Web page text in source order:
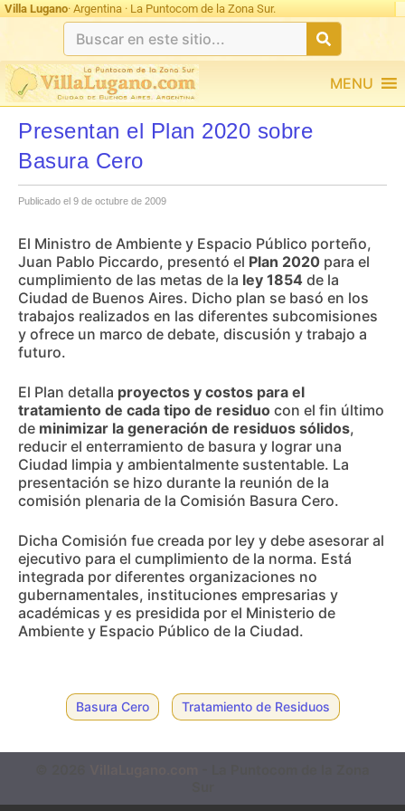
Villa Lugano· Argentina · La Puntocom de la Zona Sur.
MENU
Presentan el Plan 2020 sobre
Basura Cero
Publicado el 9 de octubre de 2009
El Ministro de Ambiente y Espacio Público porteño,
Juan Pablo Piccardo, presentó el Plan 2020 para el
cumplimiento de las metas de la ley 1854 de la
Ciudad de Buenos Aires. Dicho plan se basó en los
trabajos realizados en las diferentes subcomisiones
y ofrece un marco de debate, discusión y trabajo a
futuro.
El Plan detalla proyectos y costos para el
tratamiento de cada tipo de residuo con el fin último
de minimizar la generación de residuos sólidos,
reducir el enterramiento de basura y lograr una
Ciudad limpia y ambientalmente sustentable. La
presentación se hizo durante la reunión de la
comisión plenaria de la Comisión Basura Cero.
Dicha Comisión fue creada por ley y debe asesorar al
ejecutivo para el cumplimiento de la norma. Está
integrada por diferentes organizaciones no
gubernamentales, instituciones empresarias y
académicas y es presidida por el Ministerio de
Ambiente y Espacio Público de la Ciudad.
Basura Cero Tratamiento de Residuos